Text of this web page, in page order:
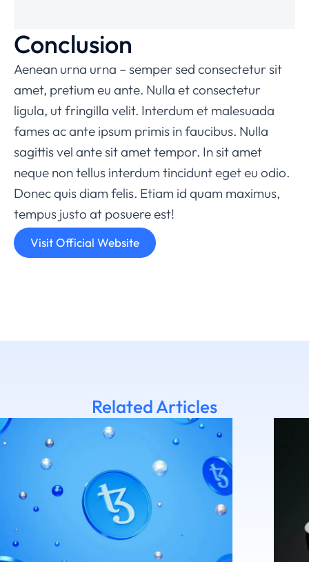
Conclusion
Aenean urna urna – semper sed consectetur sit
amet, pretium eu ante. Nulla et consectetur
ligula, ut fringilla velit. Interdum et malesuada
fames ac ante ipsum primis in faucibus. Nulla
sagittis vel ante sit amet tempor. In sit amet
neque non tellus interdum tincidunt eget eu odio.
Donec quis diam felis. Etiam id quam maximus,
tempus justo at posuere est!
Visit Official Website
Related Articles